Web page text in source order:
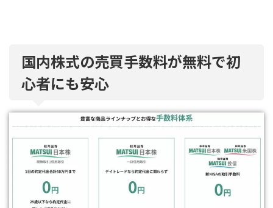
国内株式の売買手数料が無料で初
心者にも安心